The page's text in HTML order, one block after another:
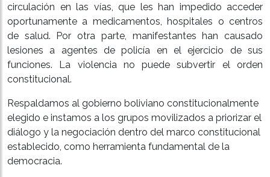
circulación en las vías, que les han impedido acceder
oportunamente a medicamentos, hospitales o centros
de salud. Por otra parte, manifestantes han causado
lesiones a agentes de policía en el ejercicio de sus
funciones. La violencia no puede subvertir el orden
constitucional.
Respaldamos al gobierno boliviano constitucionalmente
elegido e instamos a los grupos movilizados a priorizar el
diálogo y la negociación dentro del marco constitucional
establecido, como herramienta fundamental de la
democracia.